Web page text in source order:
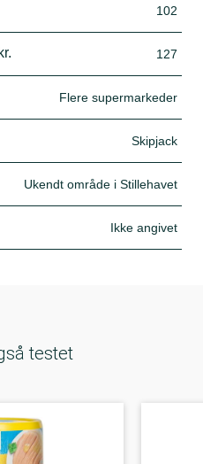
102
127
Flere supermarkeder
Skipjack
Ukendt område i Stillehavet
Ikke angivet
testet